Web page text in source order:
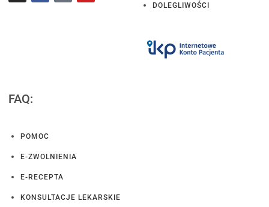
DOLEGLIWOŚCI
FAQ:
POMOC
E-ZWOLNIENIA
E-RECEPTA
KONSULTACJE LEKARSKIE